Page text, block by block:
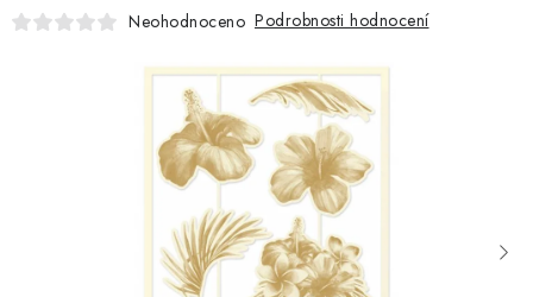
MOJE OBJEDNÁVKA
Neohodnoceno Podrobnosti hodnocení